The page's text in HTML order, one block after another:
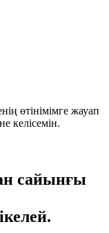
өтінімімге жауап
келісемін.
сайынғы